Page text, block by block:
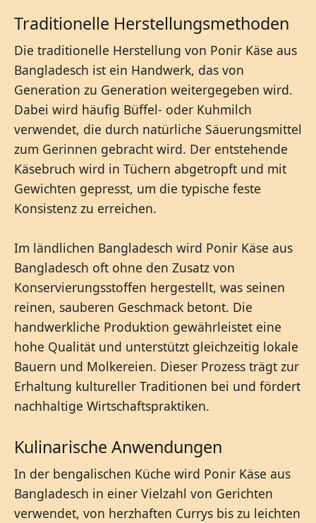
Traditionelle Herstellungsmethoden
Die traditionelle Herstellung von Ponir Käse aus
Bangladesch ist ein Handwerk, das von
Generation zu Generation weitergegeben wird.
Dabei wird häufig Büffel- oder Kuhmilch
verwendet, die durch natürliche Säuerungsmittel
zum Gerinnen gebracht wird. Der entstehende
Käsebruch wird in Tüchern abgetropft und mit
Gewichten gepresst, um die typische feste
Konsistenz zu erreichen.
Im ländlichen Bangladesch wird Ponir Käse aus
Bangladesch oft ohne den Zusatz von
Konservierungsstoffen hergestellt, was seinen
reinen, sauberen Geschmack betont. Die
handwerkliche Produktion gewährleistet eine
hohe Qualität und unterstützt gleichzeitig lokale
Bauern und Molkereien. Dieser Prozess trägt zur
Erhaltung kultureller Traditionen bei und fördert
nachhaltige Wirtschaftspraktiken.
Kulinarische Anwendungen
In der bengalischen Küche wird Ponir Käse aus
Bangladesch in einer Vielzahl von Gerichten
verwendet, von herzhaften Currys bis zu leichten